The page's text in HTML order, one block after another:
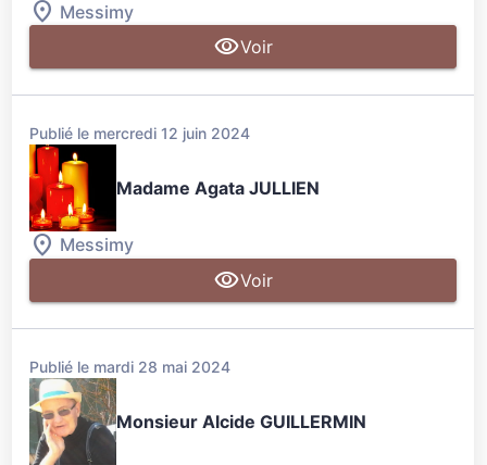
Messimy
Voir
Publié le mercredi 12 juin 2024
Madame Agata JULLIEN
Messimy
Voir
Publié le mardi 28 mai 2024
Monsieur Alcide GUILLERMIN